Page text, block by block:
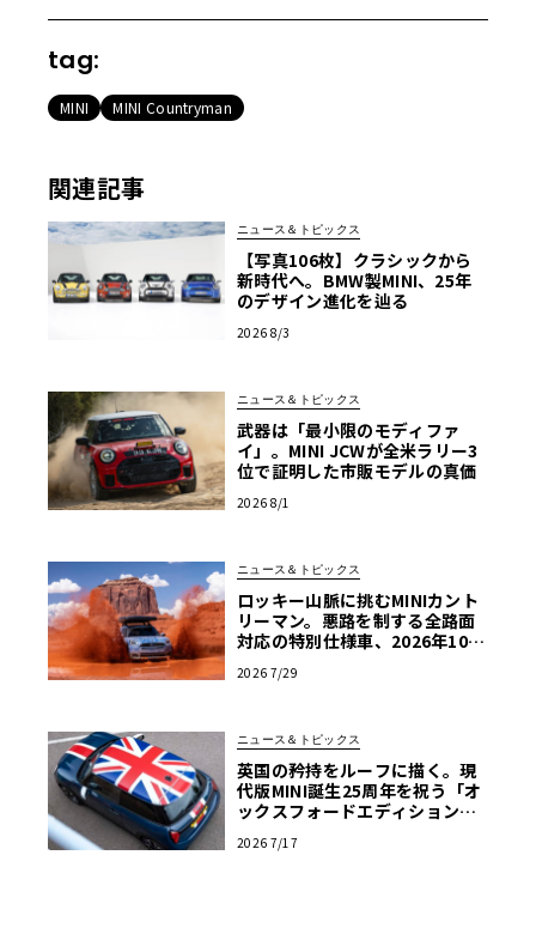
tag:
MINI MINI Countryman
関連記事
ニュース＆トピックス
【写真106枚】クラシックから
新時代へ。BMW製MINI、25年
のデザイン進化を辿る
2026 8/3
ニュース＆トピックス
武器は「最小限のモディファ
イ」。MINI JCWが全米ラリー3
位で証明した市販モデルの真価
2026 8/1
ニュース＆トピックス
ロッキー山脈に挑むMINIカント
リーマン。悪路を制する全路面
対応の特別仕様車、2026年10月
2026 7/29
ニュース＆トピックス
英国の矜持をルーフに描く。現
代版MINI誕生25周年を祝う「オ
ックスフォードエディション」
2026 7/17